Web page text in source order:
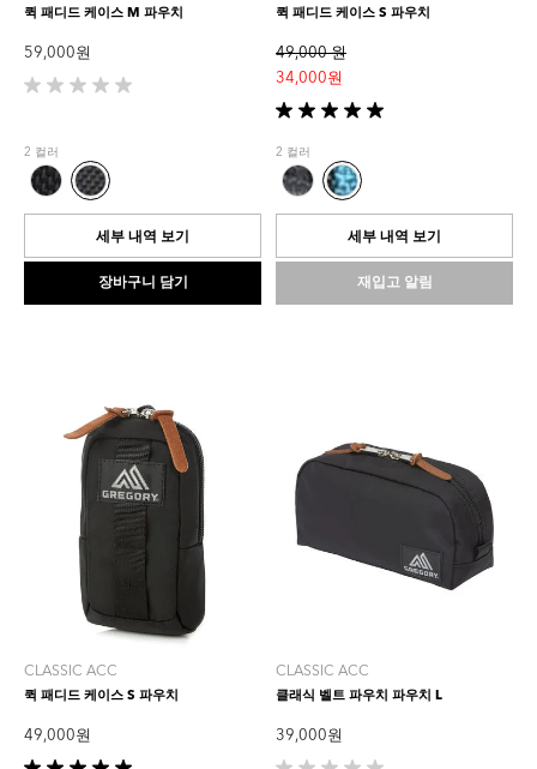
퀵 패디드 케이스 M 파우치
59,000 원
별
개
중
0.0
개
니
2 컬러
세부 내역 보기
장바구니 담기
퀵 패디드 케이스 S 파우치
49,000 원
34,000 원
별
5
개
중
5.0
입
다.
2 컬러
세부 내역 보기
재입고 알림
CLASSIC ACC
퀵 패디드 케이스 S 파우치
49,000 원
CLASSIC ACC
클래식 벨트 파우치 파우치 L
39,000 원